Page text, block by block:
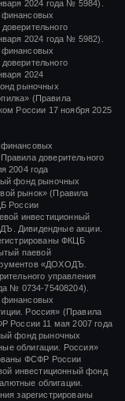
В
НА 31.12.2024)
В
В
И
2024 года № 5984).
2024 года № 5982).
2024
рыночных
(Правила
России 17 ноября 2025
доверительного
2004 года
фонд рыночных
рынок» (Правила
России
инвестиционный
Дивидендные акции.
ФКЦБ
паевой
«ДОХОДЪ.
управления
№ 0734-75408204).
Россия» (Правила
России 11 мая 2007 года
фонд рыночных
облигации. Россия»
ФСФР России
инвестиционный фонд
облигации.
зарегистрированы